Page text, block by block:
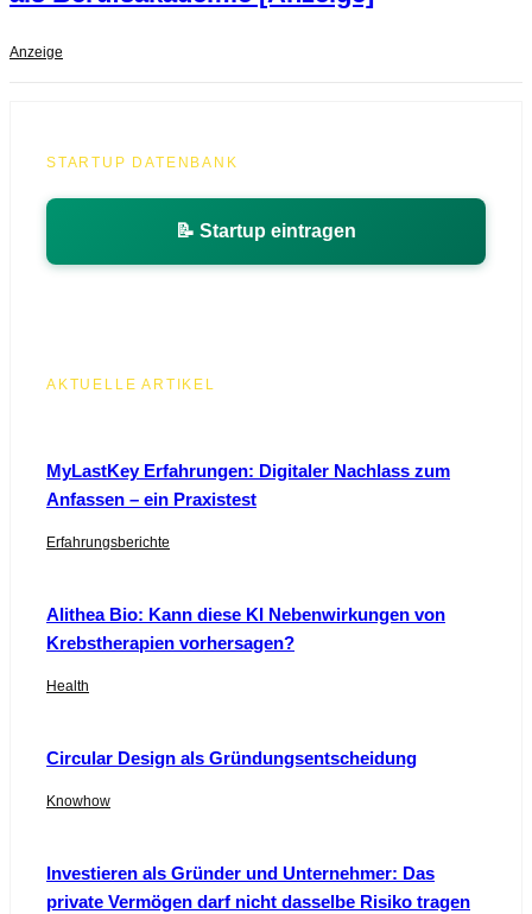
Anzeige
STARTUP DATENBANK
📝 Startup eintragen
AKTUELLE ARTIKEL
MyLastKey Erfahrungen: Digitaler Nachlass zum
Anfassen – ein Praxistest
Erfahrungsberichte
Alithea Bio: Kann diese KI Nebenwirkungen von
Krebstherapien vorhersagen?
Health
Circular Design als Gründungsentscheidung
Knowhow
Investieren als Gründer und Unternehmer: Das
private Vermögen darf nicht dasselbe Risiko tragen